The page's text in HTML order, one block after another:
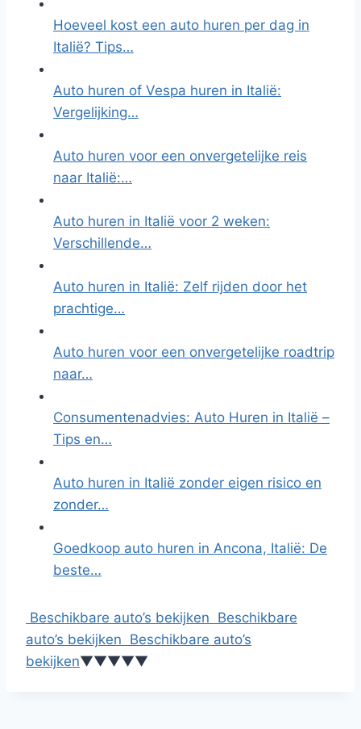
Hoeveel kost een auto huren per dag in
Italië? Tips…
Auto huren of Vespa huren in Italië:
Vergelijking…
Auto huren voor een onvergetelijke reis
naar Italië:…
Auto huren in Italië voor 2 weken:
Verschillende…
Auto huren in Italië: Zelf rijden door het
prachtige…
Auto huren voor een onvergetelijke roadtrip
naar…
Consumentenadvies: Auto Huren in Italië –
Tips en…
Auto huren in Italië zonder eigen risico en
zonder…
Goedkoop auto huren in Ancona, Italië: De
beste…
Beschikbare auto’s bekijken Beschikbare
auto’s bekijken Beschikbare auto’s
bekijken▼▼▼▼▼